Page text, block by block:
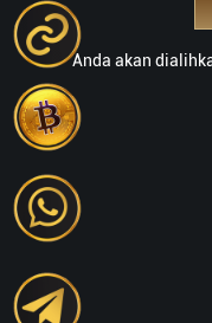
Anda akan